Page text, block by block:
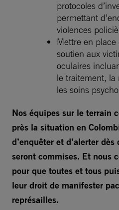
protocoles
permettant
violences
Mettre en
soutien aux
oculaires
le traitement, la
les soins
Nos équipes sur le terrain
près la situation en
d’enquêter et d’alerter
seront commises. Et nous
pour que toutes et tous
leur droit de manifester
représailles.